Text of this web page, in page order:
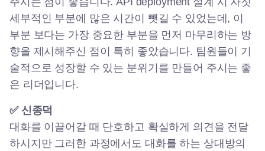
세부적인 부분에 많은 시간이 뺏길 수 있었는데, 이
부분 보다는 가장 중요한 부분을 먼저 마무리하는 방
향을 제시해주신 점이 특히 좋았습니다. 팀원들이 기
술적으로 성장할 수 있는 분위기를 만들어 주시는 좋
은 리더입니다.
✅ 신종덕
대화를 이끌어갈 때 단호하고 확실하게 의견을 전달
하시지만 그러한 과정에서도 대화를 하는 상대방의